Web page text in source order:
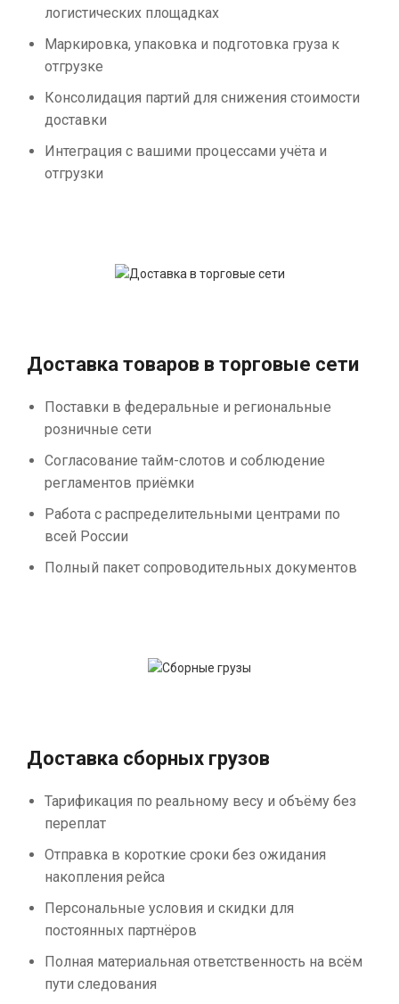
логистических площадках
Маркировка, упаковка и подготовка груза к
отгрузке
Консолидация партий для снижения стоимости
доставки
Интеграция с вашими процессами учёта и
отгрузки
Доставка товаров в торговые сети
Поставки в федеральные и региональные
розничные сети
Согласование тайм-слотов и соблюдение
регламентов приёмки
Работа с распределительными центрами по
всей России
Полный пакет сопроводительных документов
Доставка сборных грузов
Тарификация по реальному весу и объёму без
переплат
Отправка в короткие сроки без ожидания
накопления рейса
Персональные условия и скидки для
постоянных партнёров
Полная материальная ответственность на всём
пути следования